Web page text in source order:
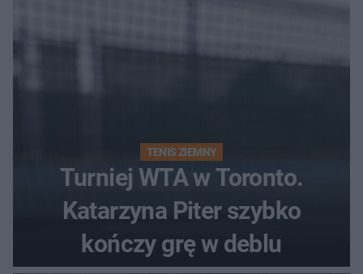
TENIS ZIEMNY
Turniej WTA w Toronto.
Katarzyna Piter szybko
kończy grę w deblu